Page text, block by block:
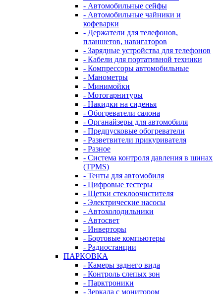
- Автомобильные сейфы
- Автомобильные чайники и
кофеварки
- Держатели для телефонов,
планшетов, навигаторов
- Зарядные устройства для телефонов
- Кабели для портативной техники
- Компрессоры автомобильные
- Манометры
- Минимойки
- Мотогарнитуры
- Накидки на сиденья
- Обогреватели салона
- Органайзеры для автомобиля
- Предпусковые обогреватели
- Разветвители прикуривателя
- Разное
- Система контроля давления в шинах
(TPMS)
- Тенты для автомобиля
- Цифровые тестеры
- Щетки стеклоочистителя
- Электрические насосы
- Автохолодильники
- Автосвет
- Инверторы
- Бортовые компьютеры
- Радиостанции
ПАРКОВКА
- Камеры заднего вида
- Контроль слепых зон
- Парктроники
- Зеркала с монитором